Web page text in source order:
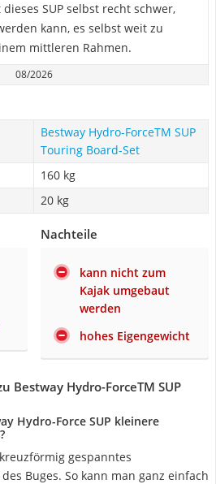
SUP selbst recht schwer,
kann, es selbst weit zu
mittleren Rahmen.
08/2026
Bestway Hydro-ForceTM SUP
Touring Board-Set
160 kg
20 kg
Nachteile
kann nicht zum
Kajak umgebaut
werden
hohes Eigengewicht
Bestway Hydro-ForceTM SUP
Hydro-Force SUP kleinere
gespanntes
Buges. So kann man ganz einfach